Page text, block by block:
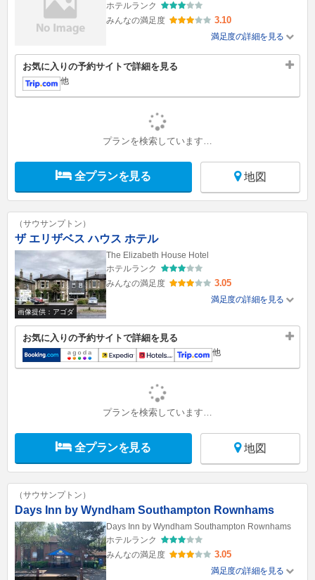
ホテルランク
みんなの満足度
3.10
満足度の詳細を見る
お気に入りの予約サイトで詳細を見る
他
プランを検索しています…
全プランを見る 地図
（サウサンプトン）
ザ エリザベス ハウス ホテル
画像提供：アゴダ
The Elizabeth House Hotel
ホテルランク
みんなの満足度
3.05
満足度の詳細を見る
お気に入りの予約サイトで詳細を見る
他
プランを検索しています…
全プランを見る 地図
（サウサンプトン）
Days Inn by Wyndham Southampton Rownhams
Days Inn by Wyndham Southampton Rownhams
ホテルランク
みんなの満足度
3.05
満足度の詳細を見る